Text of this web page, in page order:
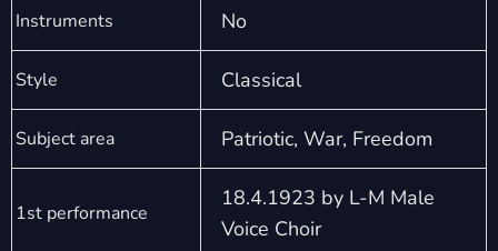
Instruments No
Style Classical
Subject area Patriotic, War, Freedom
1st performance
18.4.1923 by L-M Male
Voice Choir